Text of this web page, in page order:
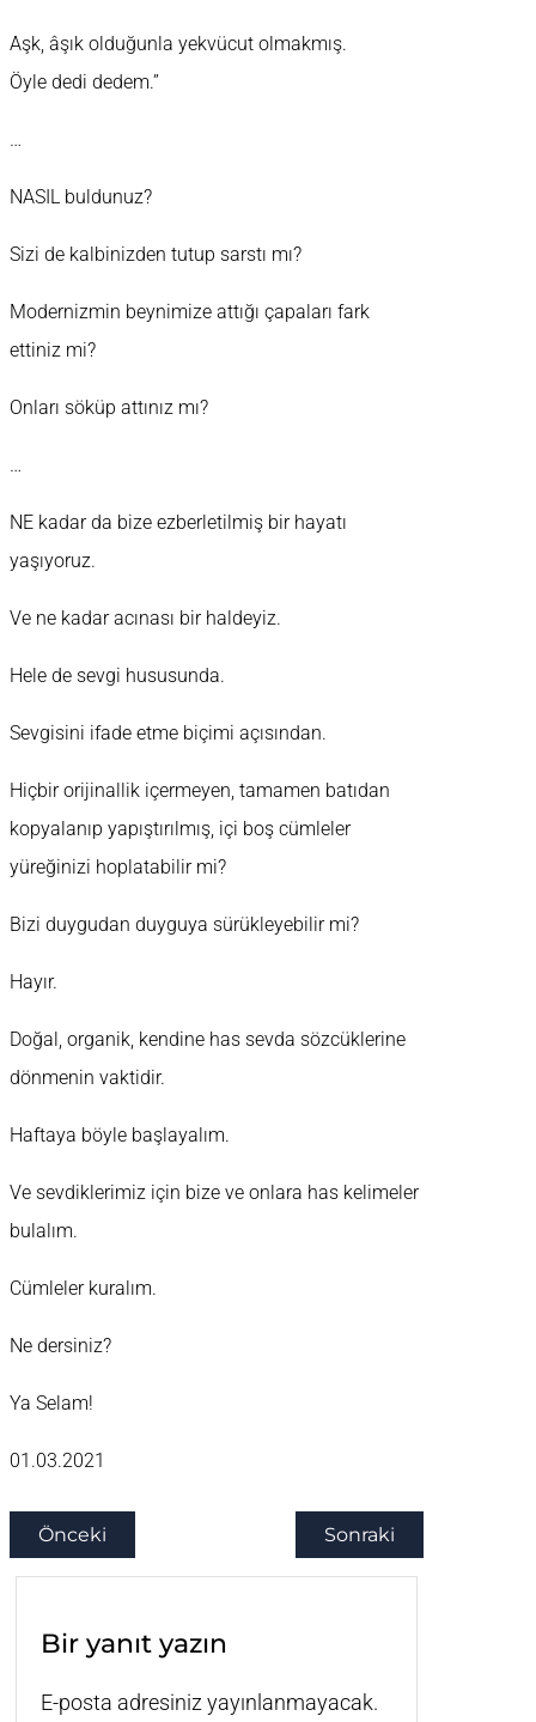
Aşk, âşık olduğunla yekvücut olmakmış.
Öyle dedi dedem.”
…
NASIL buldunuz?
Sizi de kalbinizden tutup sarstı mı?
Modernizmin beynimize attığı çapaları fark
ettiniz mi?
Onları söküp attınız mı?
…
NE kadar da bize ezberletilmiş bir hayatı
yaşıyoruz.
Ve ne kadar acınası bir haldeyiz.
Hele de sevgi hususunda.
Sevgisini ifade etme biçimi açısından.
Hiçbir orijinallik içermeyen, tamamen batıdan
kopyalanıp yapıştırılmış, içi boş cümleler
yüreğinizi hoplatabilir mi?
Bizi duygudan duyguya sürükleyebilir mi?
Hayır.
Doğal, organik, kendine has sevda sözcüklerine
dönmenin vaktidir.
Haftaya böyle başlayalım.
Ve sevdiklerimiz için bize ve onlara has kelimeler
bulalım.
Cümleler kuralım.
Ne dersiniz?
Ya Selam!
01.03.2021
Önceki Sonraki
Bir yanıt yazın
E-posta adresiniz yayınlanmayacak.